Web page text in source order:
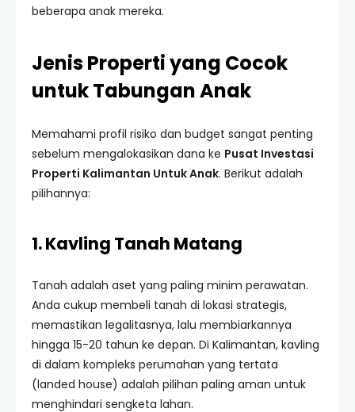
beberapa anak mereka.
Jenis Properti yang Cocok
untuk Tabungan Anak
Memahami profil risiko dan budget sangat penting
sebelum mengalokasikan dana ke Pusat Investasi
Properti Kalimantan Untuk Anak. Berikut adalah
pilihannya:
1. Kavling Tanah Matang
Tanah adalah aset yang paling minim perawatan.
Anda cukup membeli tanah di lokasi strategis,
memastikan legalitasnya, lalu membiarkannya
hingga 15-20 tahun ke depan. Di Kalimantan, kavling
di dalam kompleks perumahan yang tertata
(landed house) adalah pilihan paling aman untuk
menghindari sengketa lahan.